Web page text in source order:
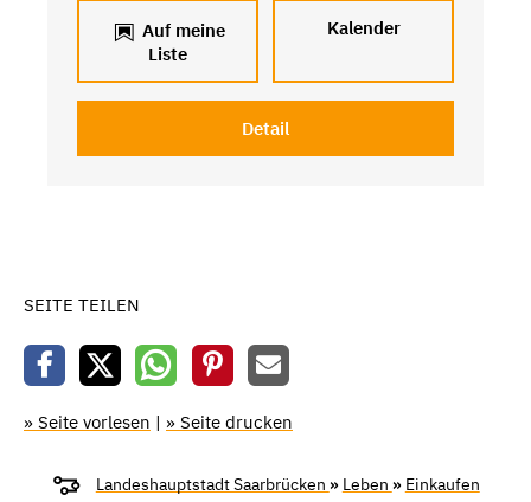
Auf meine
Liste
Kalender
Detail
SEITE TEILEN
» Seite vorlesen | » Seite drucken
Landeshauptstadt Saarbrücken » Leben » Einkaufen